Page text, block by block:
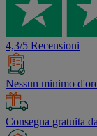
4,3/5 Recensioni
Nessun minimo
Consegna gratuita